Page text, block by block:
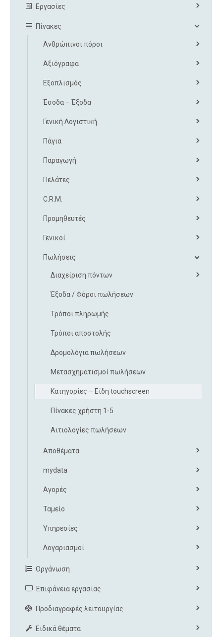
Εργασίες
Πίνακες
Ανθρώπινοι πόροι
Αξιόγραφα
Εξοπλισμός
Έσοδα – Έξοδα
Γενική Λογιστική
Πάγια
Παραγωγή
Πελάτες
C.R.M.
Προμηθευτές
Γενικοί
Πωλήσεις
Διαχείριση πόντων
Έξοδα / Φόροι πωλήσεων
Τρόποι πληρωμής
Τρόποι αποστολής
Δρομολόγια πωλήσεων
Μετασχηματισμοί πωλήσεων
Κατηγορίες – Είδη touchscreen
Πίνακες χρήστη 1-5
Αιτιολογίες πωλήσεων
Αποθέματα
mydata
Αγορές
Ταμείο
Υπηρεσίες
Λογαριασμοί
Οργάνωση
Επιφάνεια εργασίας
Προδιαγραφές λειτουργίας
Ειδικά θέματα